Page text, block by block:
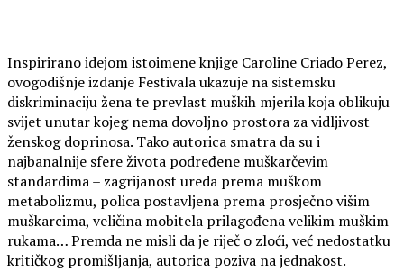
Inspirirano idejom istoimene knjige Caroline Criado Perez,
ovogodišnje izdanje Festivala ukazuje na sistemsku
diskriminaciju žena te prevlast muških mjerila koja oblikuju
svijet unutar kojeg nema dovoljno prostora za vidljivost
ženskog doprinosa. Tako autorica smatra da su i
najbanalnije sfere života podređene muškarčevim
standardima – zagrijanost ureda prema muškom
metabolizmu, polica postavljena prema prosječno višim
muškarcima, veličina mobitela prilagođena velikim muškim
rukama… Premda ne misli da je riječ o zloći, već nedostatku
kritičkog promišljanja, autorica poziva na jednakost.